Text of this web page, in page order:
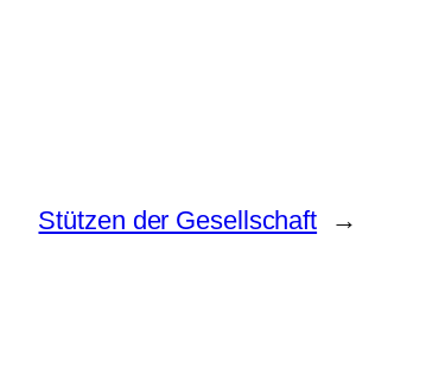
Stützen der Gesellschaft →